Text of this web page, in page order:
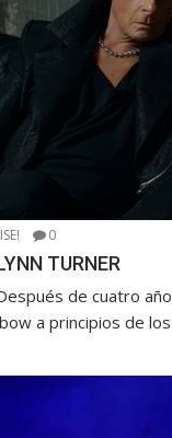
0
TURNER
de cuatro
a principios de los